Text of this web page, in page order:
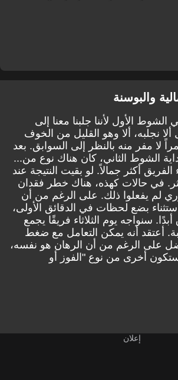
والبوسنة
الأول لأننا جلبنا معنا إلى
ألا نجلبه، ألا وهو القليل من الخوف
لا مفر منه بالنظر إلى السوابق. بعد
الشوط الثاني، كان هناك نوع من...
الفريق أكثر جمالاً. لو بقيت النتيجة عند
أكثر. في حالات كهذه، هناك خطر فقدان
لم يفعلوا ذلك. على الرغم من أن
بضع لحظات في الدقائق الأولى،
سنواجه يوم الثلاثاء فريقًا يجمع
أعتقد أنه يمكن التعامل مع ضغط
على الرغم من أن الرهان هو نفسه،
ستكون أخرى من نوع "الفوز أو
إعلان